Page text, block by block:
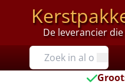
De leverancier
Prijzen
Tot €25